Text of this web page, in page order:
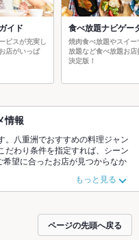
イド
ビスが充実し
店がいっぱ
食べ放題ナビゲー
焼肉食べ放題やスイー
放題など食べ放題お店
決定版！
情報
。八重洲でおすすめの料理ジャン
だわり条件を指定すれば、シーン
望に合ったお店が見つからなか
もちろん、こだわりメニュー か
料理など、お店の最新情報をご紹
にも、デートやパーティーにも
ださい。
もっと見る
ページの先頭へ戻る